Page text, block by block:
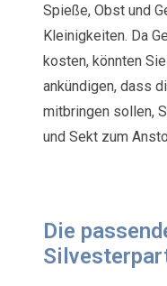
Spieße, Obst und
Kleinigkeiten. Da
kosten, könnten
ankündigen, dass
mitbringen sollen,
und Sekt zum
Die